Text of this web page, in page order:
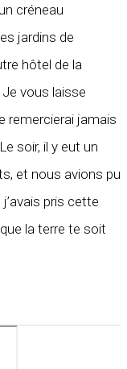
créneau
jardins de
hôtel de la
Je vous laisse
remercierai jamais
soir, il y eut un
et nous avions pu
pris cette
la terre te soit